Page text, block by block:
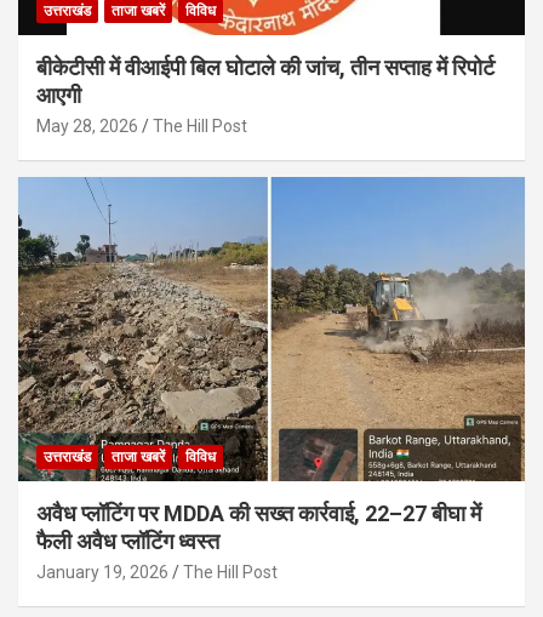
उत्तराखंड ताजा खबरें विविध
बीकेटीसी में वीआईपी बिल घोटाले की जांच, तीन सप्ताह में रिपोर्ट
आएगी
May 28, 2026 The Hill Post
उत्तराखंड ताजा खबरें विविध
अवैध प्लॉटिंग पर MDDA की सख्त कार्रवाई, 22–27 बीघा में
फैली अवैध प्लॉटिंग ध्वस्त
January 19, 2026 The Hill Post